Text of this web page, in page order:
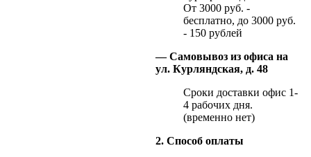
От 3000 руб. -
бесплатно, до 3000 руб.
- 150 рублей
— Самовывоз из офиса на
ул. Курляндская, д. 48
Сроки доставки офис 1-
4 рабочих дня.
(временно нет)
2. Способ оплаты